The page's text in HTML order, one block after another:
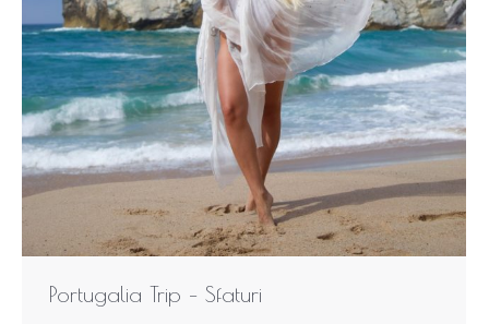
Portugalia Trip – Sfaturi